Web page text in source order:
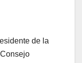
de la